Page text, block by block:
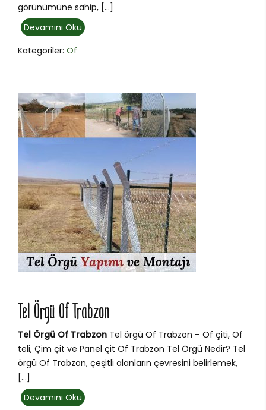
görünümüne sahip, […]
Devamını Oku
Kategoriler: Of
Tel Örgü Of Trabzon
Tel Örgü Of Trabzon Tel örgü Of Trabzon – Of çiti, Of
teli, Çim çit ve Panel çit Of Trabzon Tel Örgü Nedir? Tel
örgü Of Trabzon, çeşitli alanların çevresini belirlemek,
[…]
Devamını Oku